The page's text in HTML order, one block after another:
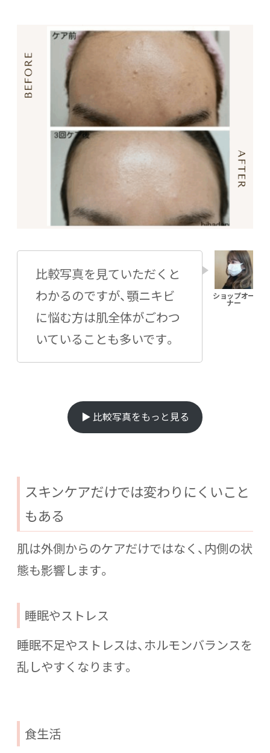
比較写真を見ていただくと
わかるのですが、顎ニキビ
に悩む方は肌全体がごわつ
いていることも多いです。
▶ 比較写真をもっと見る
スキンケアだけでは変わりにくいこと
もある
肌は外側からのケアだけではなく、内側の状
態も影響します。
睡眠やストレス
睡眠不足やストレスは、ホルモンバランスを
乱しやすくなります。
食生活